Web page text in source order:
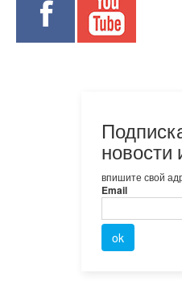
новости
впишите свой
Email